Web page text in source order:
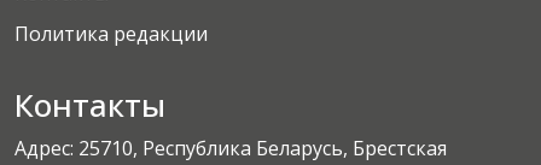
Политика редакции
Контакты
Адрес: 25710, Республика Беларусь, Брестская